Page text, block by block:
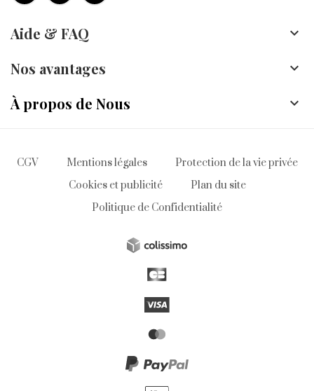
Aide & FAQ 
Nos avantages 
À propos de Nous 
CGV Mentions légales
Protection de la vie privée
Cookies et publicité
Plan du site
Politique de Confidentialité